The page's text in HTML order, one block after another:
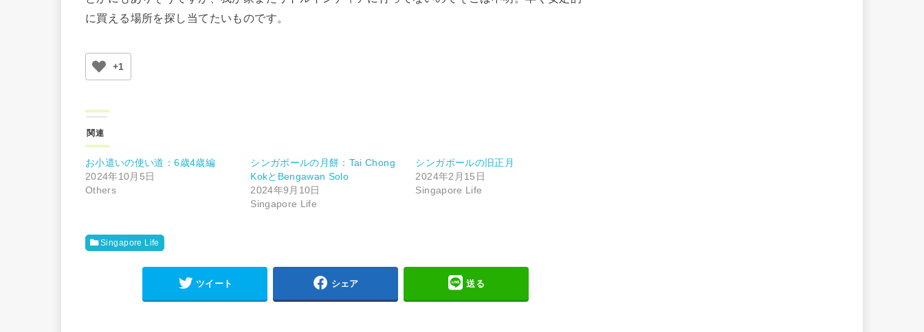
に買える場所を探し当てたいものです。
+1
関連
お小遣いの使い道：6歳4歳編
2024年10月5日
Others
シンガポールの月餅：Tai Chong
KokとBengawan Solo
2024年9月10日
Singapore Life
シンガポールの旧正月
2024年2月15日
Singapore Life
Singapore Life
ツイート シェア 送る